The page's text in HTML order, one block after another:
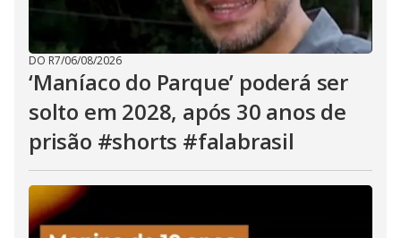
DO R7/06/08/2026
‘Maníaco do Parque’ poderá ser
solto em 2028, após 30 anos de
prisão #shorts #falabrasil